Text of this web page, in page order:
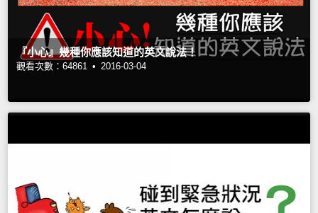
『小心』幾種你應該知道的英文說法！
觀看次數：64861 • 2016-03-04